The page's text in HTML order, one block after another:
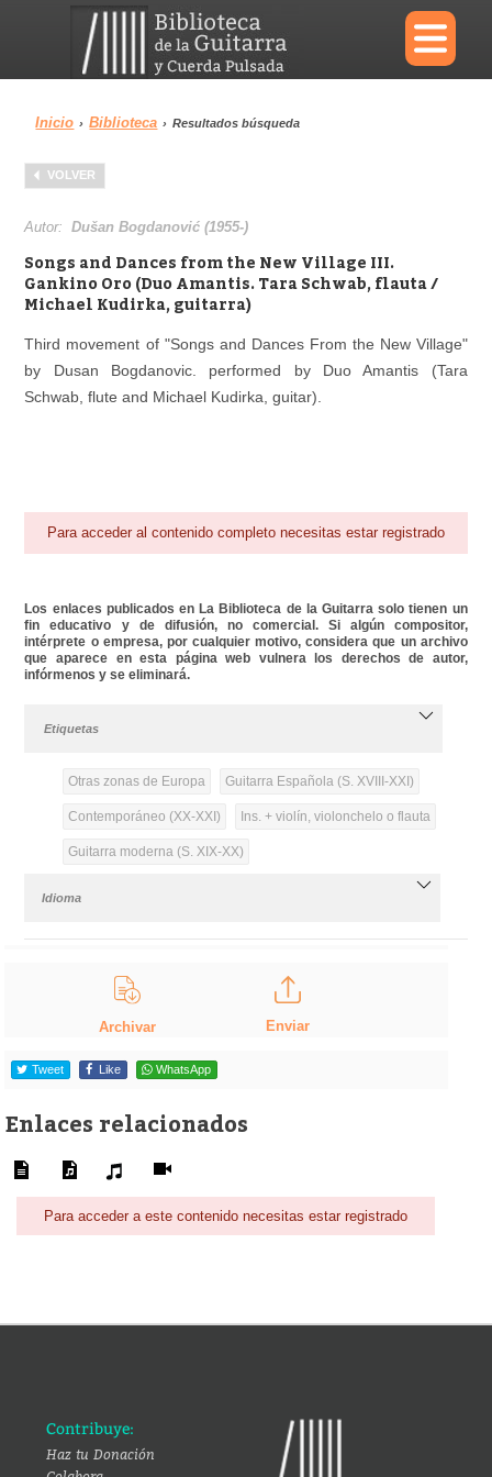
×
Menu
Biblioteca
Área personal Reproductor
Inicio › Biblioteca › Resultados búsqueda
VOLVER
Autor:Dušan Bogdanović (1955-)
Songs and Dances from the New Village III.
Gankino Oro (Duo Amantis. Tara Schwab, flauta /
Michael Kudirka, guitarra)
Third movement of "Songs and Dances From the New Village"
by Dusan Bogdanovic. performed by Duo Amantis (Tara
Schwab, flute and Michael Kudirka, guitar).
Para acceder al contenido completo necesitas estar registrado
Los enlaces publicados en La Biblioteca de la Guitarra solo tienen un
fin educativo y de difusión, no comercial. Si algún compositor,
intérprete o empresa, por cualquier motivo, considera que un archivo
que aparece en esta página web vulnera los derechos de autor,
infórmenos y se eliminará.
Etiquetas
Otras zonas de Europa Guitarra Española (S. XVIII-XXI)
Contemporáneo (XX-XXI) Ins. + violín, violonchelo o flauta
Guitarra moderna (S. XIX-XX)
Idioma
Archivar Enviar
Tweet Like WhatsApp
Enlaces relacionados
Para acceder a este contenido necesitas estar registrado
Contribuye:
Haz tu Donación